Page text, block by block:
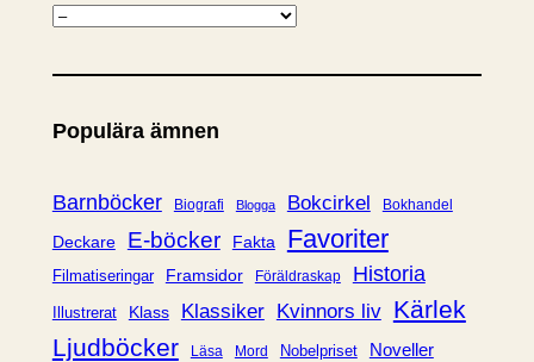
K
t
g
r
i
Populära ämnen
Barnböcker Biografi Blogga Bokcirkel Bokhandel
Deckare E-böcker Fakta Favoriter
Filmatiseringar Framsidor Föräldraskap Historia
Illustrerat Klass Klassiker Kvinnors liv Kärlek
Ljudböcker
Läsa Mord Nobelpriset Noveller